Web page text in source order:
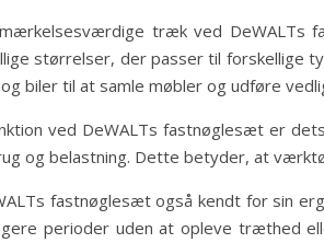
træk ved DeWALTs
størrelser, der passer til forskellige
biler til at samle møbler og udføre
ved DeWALTs fastnøglesæt er
og belastning. Dette betyder, at
fastnøglesæt også kendt for sin
perioder uden at opleve træthed